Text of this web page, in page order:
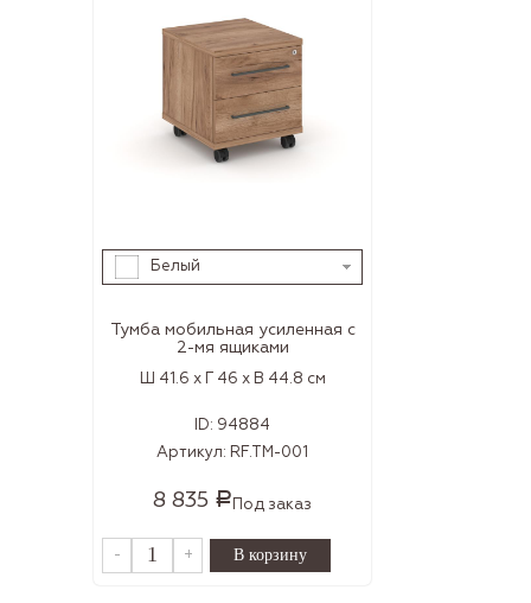
Белый
Тумба мобильная усиленная с
2-мя ящиками
Ш 41.6 x Г 46 x В 44.8 см
ID: 94884
Артикул: RF.TM-001
8 835 Р Под заказ
- +